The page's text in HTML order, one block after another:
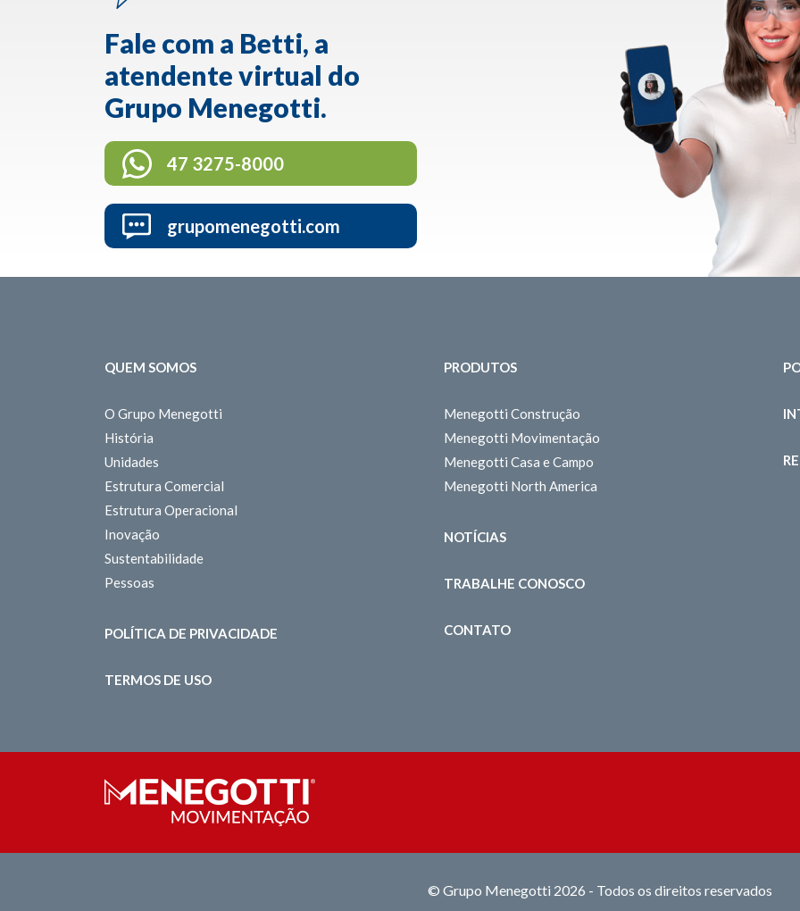
Fale com a Betti, a
atendente virtual do
Grupo Menegotti.
47 3275-8000
grupomenegotti.com
QUEM SOMOS
O Grupo Menegotti
História
Unidades
Estrutura Comercial
Estrutura Operacional
Inovação
Sustentabilidade
Pessoas
POLÍTICA DE PRIVACIDADE
TERMOS DE USO
PRODUTOS
Menegotti Construção
Menegotti Movimentação
Menegotti Casa e Campo
Menegotti North America
NOTÍCIAS
TRABALHE CONOSCO
CONTATO
© Grupo Menegotti 2026 - Todos os direitos reservados